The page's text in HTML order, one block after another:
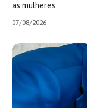
as mulheres
07/08/2026